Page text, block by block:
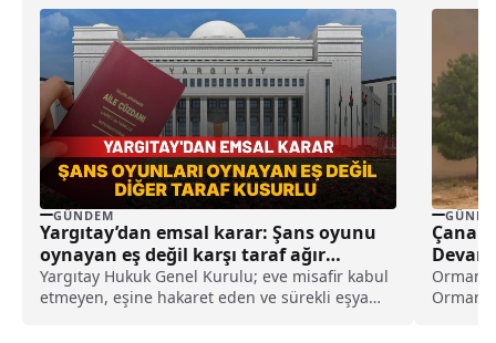
GÜNDEM
Yargıtay’dan emsal karar: Şans oyunu
oynayan eş değil karşı taraf ağır
kusurlu sayıldı
Yargıtay Hukuk Genel Kurulu; eve misafir kabul
etmeyen, eşine hakaret eden ve sürekli eşya
Orman
Orman